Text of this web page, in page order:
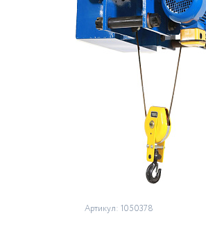
Артикул: 1050378